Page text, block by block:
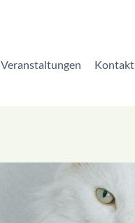
Veranstaltungen Kontakt